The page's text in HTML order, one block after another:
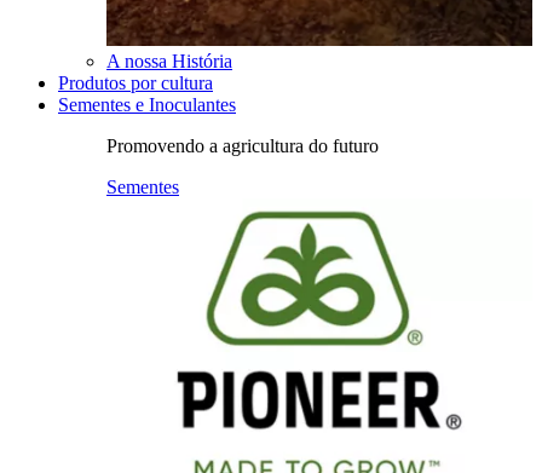
A nossa História
Produtos por cultura
Sementes e Inoculantes
Promovendo a agricultura do futuro
Sementes